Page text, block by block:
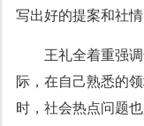
写出好的提案和社
王礼全着重强
际，在自己熟悉的
时，社会热点问题